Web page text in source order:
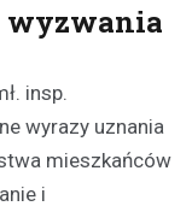
wyzwania
insp.
wyrazy uznania
mieszkańców
i